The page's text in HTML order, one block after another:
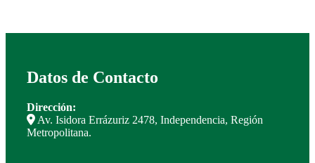
Datos de Contacto
Dirección:
Av. Isidora Errázuriz 2478, Independencia, Región
Metropolitana.